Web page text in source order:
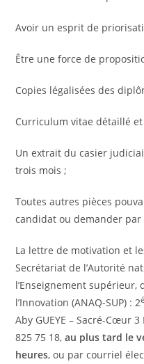
Avoir un esprit de
Être une force de
Copies légalisées des
Curriculum vitae détaillé et
Un extrait du casier
trois mois ;
Toutes autres pièces
candidat ou demander par
La lettre de motivation et
Secrétariat de l’Autorité
l’Enseignement supérieur,
l’Innovation (ANAQ-SUP) : 2
Aby GUEYE – Sacré-Cœur
825 75 18,au plus tard le
heures, ou par courriel